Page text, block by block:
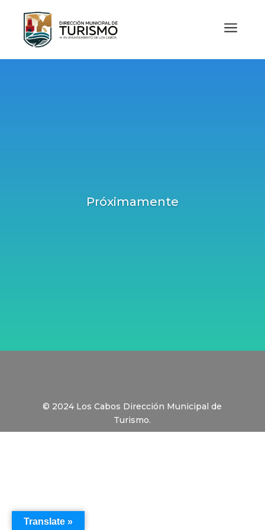
a
Próximamente
© 2024 Los Cabos Dirección Municipal de
Turismo.
Translate »